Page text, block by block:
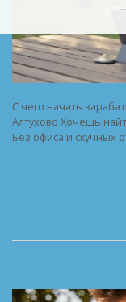
С чего начать
Алтухово Хочешь
Без офиса и скучных